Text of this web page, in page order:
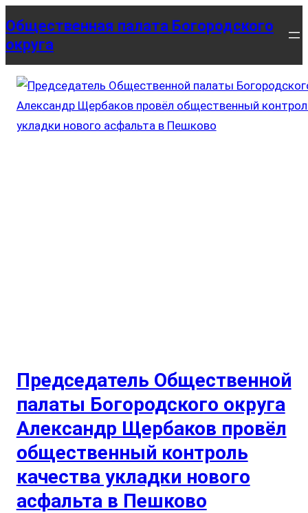
к
содержимому
Общественная палата Богородского
округа
Председатель Общественной
палаты Богородского округа
Александр Щербаков провёл
общественный контроль
качества укладки нового
асфальта в Пешково